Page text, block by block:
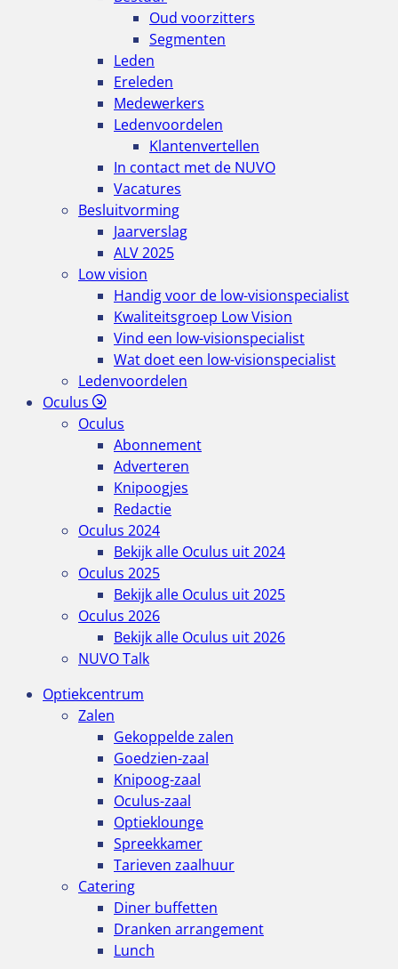
Oud voorzitters
Segmenten
Leden
Ereleden
Medewerkers
Ledenvoordelen
Klantenvertellen
In contact met de NUVO
Vacatures
Besluitvorming
Jaarverslag
ALV 2025
Low vision
Handig voor de low-visionspecialist
Kwaliteitsgroep Low Vision
Vind een low-visionspecialist
Wat doet een low-visionspecialist
Ledenvoordelen
Oculus
Oculus
Abonnement
Adverteren
Knipoogjes
Redactie
Oculus 2024
Bekijk alle Oculus uit 2024
Oculus 2025
Bekijk alle Oculus uit 2025
Oculus 2026
Bekijk alle Oculus uit 2026
NUVO Talk
Optiekcentrum
Zalen
Gekoppelde zalen
Goedzien-zaal
Knipoog-zaal
Oculus-zaal
Optieklounge
Spreekkamer
Tarieven zaalhuur
Catering
Diner buffetten
Dranken arrangement
Lunch